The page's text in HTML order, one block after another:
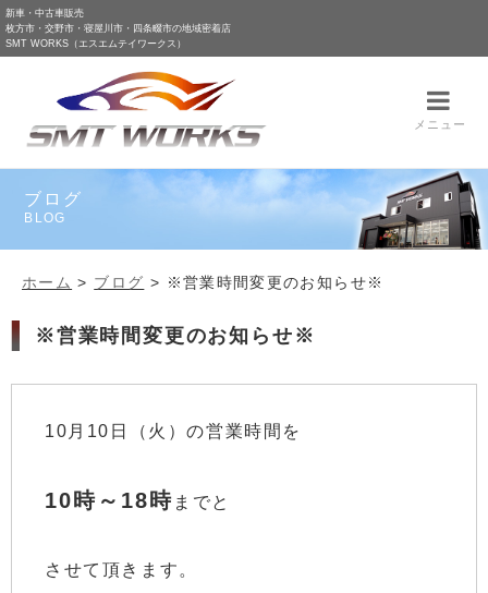
新車・中古車販売
枚方市・交野市・寝屋川市・四条畷市の地域密着店
SMT WORKS（エスエムテイワークス）
メニュー
ブログ
BLOG
ホーム > ブログ > ※営業時間変更のお知らせ※
※営業時間変更のお知らせ※
10月10日（火）の営業時間を
10時～18時 までと
させて頂きます。